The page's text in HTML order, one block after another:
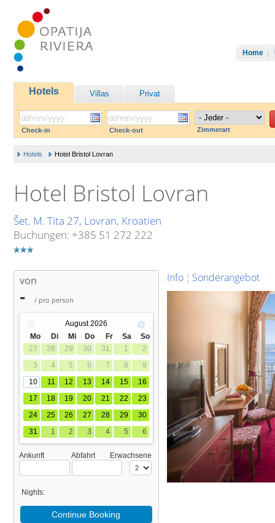
Home
Hotels Villas Privat
Check-in Check-out Zimmerart
Hotels Hotel Bristol Lovran
Hotel Bristol Lovran
Šet. M. Tita 27, Lovran, Kroatien
Buchungen: +385 51 272 222
von
- / pro person
August 2026
Mo
Di Mi Do Fr Sa
So
27
28 29 30 31 1
2
3
4 5 6 7 8
9
10
11 12 13 14 15
16
17
18 19 20 21 22
23
24
25 26 27 28 29
30
31
1 2 3 4 5 6
Ankunft Abfahrt Erwachsene
Nights:
Continue Booking
Info Sonderangebot